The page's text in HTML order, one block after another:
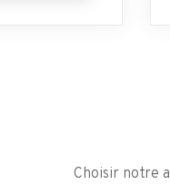
Choisir notre